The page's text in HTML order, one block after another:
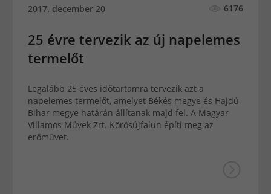
2017. december 20 6176
25 évre tervezik az új napelemes
termelőt
Legalább 25 éves időtartamra tervezik azt a
napelemes termelőt, amelyet Békés megye és Hajdú-
Bihar megye határán állítanak majd fel. A Magyar
Villamos Művek Zrt. Körösújfalun építi meg az
erőművet.